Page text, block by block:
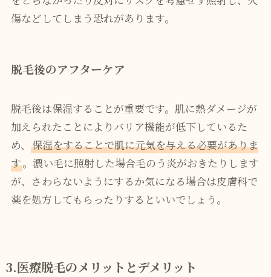
傷などしてしまう恐れがあります。
脱毛後のアフターケア
脱毛後は保湿することが重要です。肌に熱ダメージが
加えられたことによりバリア機能が低下しているた
め、 保湿をすることで肌に元気を与える必要がありま
す。濃い毛に照射した場合毛のう炎がおきたりします
が、さわらないようにするか気になる場合は皮膚科で
薬を処方してもらったりするといいでしょう。
3.医療脱毛のメリットとデメリット